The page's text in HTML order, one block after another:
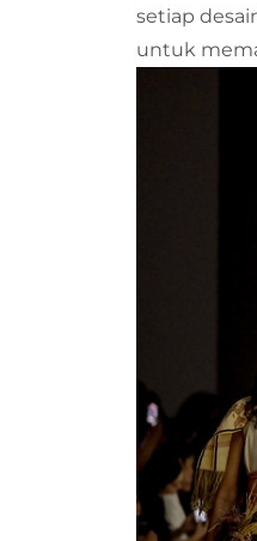
setiap
untuk